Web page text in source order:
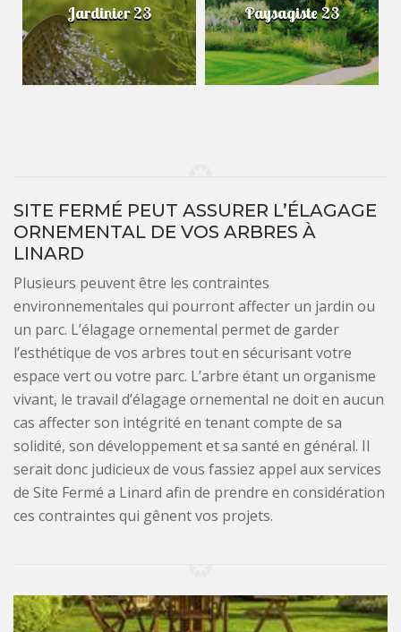
Jardinier 23 Paysagiste 23
SITE FERMÉ PEUT ASSURER L’ÉLAGAGE
ORNEMENTAL DE VOS ARBRES À
LINARD
Plusieurs peuvent être les contraintes
environnementales qui pourront affecter un jardin ou
un parc. L’élagage ornemental permet de garder
l’esthétique de vos arbres tout en sécurisant votre
espace vert ou votre parc. L’arbre étant un organisme
vivant, le travail d’élagage ornemental ne doit en aucun
cas affecter son intégrité en tenant compte de sa
solidité, son développement et sa santé en général. Il
serait donc judicieux de vous fassiez appel aux services
de Site Fermé a Linard afin de prendre en considération
ces contraintes qui gênent vos projets.